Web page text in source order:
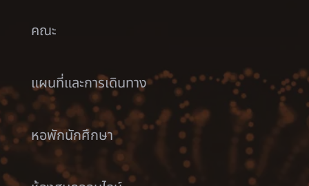
คณะ
แผนที่และการเดินทาง
หอพักนักศึกษา